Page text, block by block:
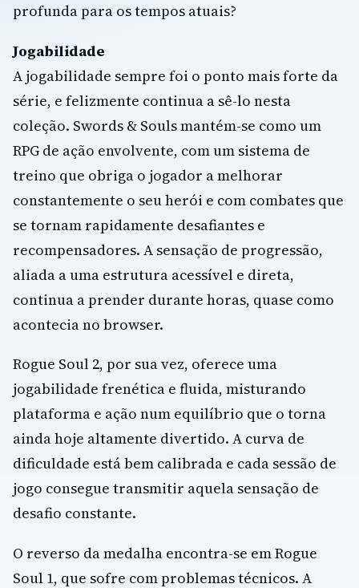
profunda para os tempos atuais?
Jogabilidade
A jogabilidade sempre foi o ponto mais forte da
série, e felizmente continua a sê-lo nesta
coleção. Swords & Souls mantém-se como um
RPG de ação envolvente, com um sistema de
treino que obriga o jogador a melhorar
constantemente o seu herói e com combates que
se tornam rapidamente desafiantes e
recompensadores. A sensação de progressão,
aliada a uma estrutura acessível e direta,
continua a prender durante horas, quase como
acontecia no browser.
Rogue Soul 2, por sua vez, oferece uma
jogabilidade frenética e fluida, misturando
plataforma e ação num equilíbrio que o torna
ainda hoje altamente divertido. A curva de
dificuldade está bem calibrada e cada sessão de
jogo consegue transmitir aquela sensação de
desafio constante.
O reverso da medalha encontra-se em Rogue
Soul 1, que sofre com problemas técnicos. A